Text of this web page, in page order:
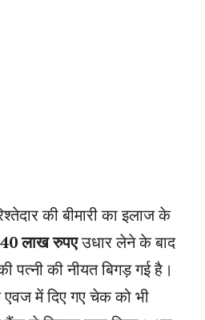
की बीमारी का इलाज के
40 लाख रुपएउधार लेने के बाद
पत्नी की नीयत बिगड़ गई है।
एवज में दिए गए चेक को भी